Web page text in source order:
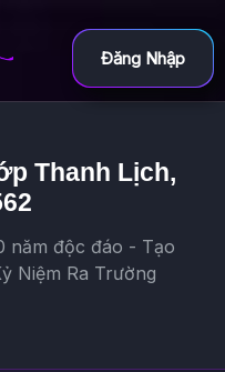
Đăng Nhập
Thanh Lịch,
năm độc đáo - Tạo
Niệm Ra Trường